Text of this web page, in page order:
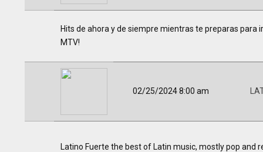
Hits de ahora y de siempre mientras te preparas para
MTV!
02/25/2024 8:00 am
Latino Fuerte the best of Latin music, mostly pop and